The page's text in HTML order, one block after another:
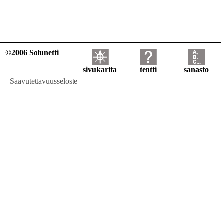
©2006 Solunetti
sivukartta tentti
sanasto
Saavutettavuusseloste